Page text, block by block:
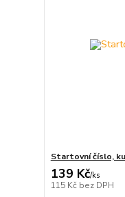
Startovní číslo,
139 Kč/ks
115 Kč bez DPH